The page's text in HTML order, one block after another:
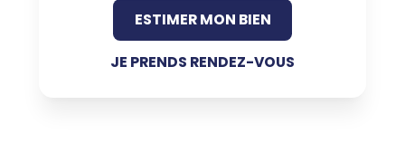
ESTIMER MON BIEN
JE PRENDS RENDEZ-VOUS